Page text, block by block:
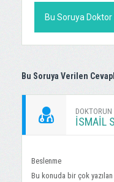
Bu Soruya Doktor
Bu Soruya Verilen
DOKTORUN
İSMAIL
Beslenme
Bu konuda bir çok